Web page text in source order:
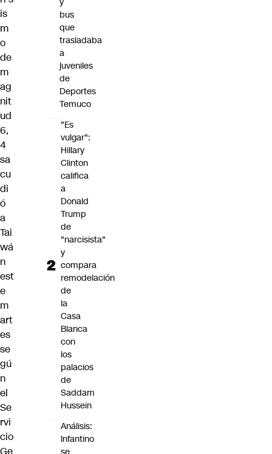
is
m
o
de
m
ag
nit
ud
6,
4
sa
cu
di
ó
a
Tai
wá
n
est
e
m
art
es
se
gú
n
el
Se
rvi
cio
Ge
bus
que
trasladaba
a
juveniles
de
Deportes
Temuco
"Es
vulgar":
Hillary
Clinton
califica
a
Donald
Trump
de
"narcisista"
y
compara
remodelación
de
la
Casa
Blanca
con
los
palacios
de
Saddam
Hussein
Análisis:
Infantino
se